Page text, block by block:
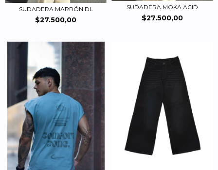
SUDADERA MARRÓN DL
$27.500,00
SUDADERA MOKA ACID
$27.500,00